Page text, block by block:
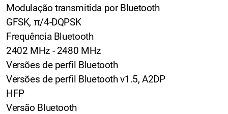
Modulação transmitida por Bluetooth
GFSK, π/4-DQPSK
Frequência Bluetooth
2402 MHz - 2480 MHz
Versões de perfil Bluetooth
Versões de perfil Bluetooth v1.5, A2DP
HFP
Versão Bluetooth